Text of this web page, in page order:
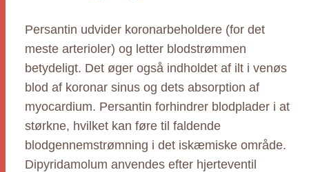
Persantin udvider koronarbeholdere (for det
meste arterioler) og letter blodstrømmen
betydeligt. Det øger også indholdet af ilt i venøs
blod af koronar sinus og dets absorption af
myocardium. Persantin forhindrer blodplader i at
størkne, hvilket kan føre til faldende
blodgennemstrømning i det iskæmiske område.
Dipyridamolum anvendes efter hjerteventil